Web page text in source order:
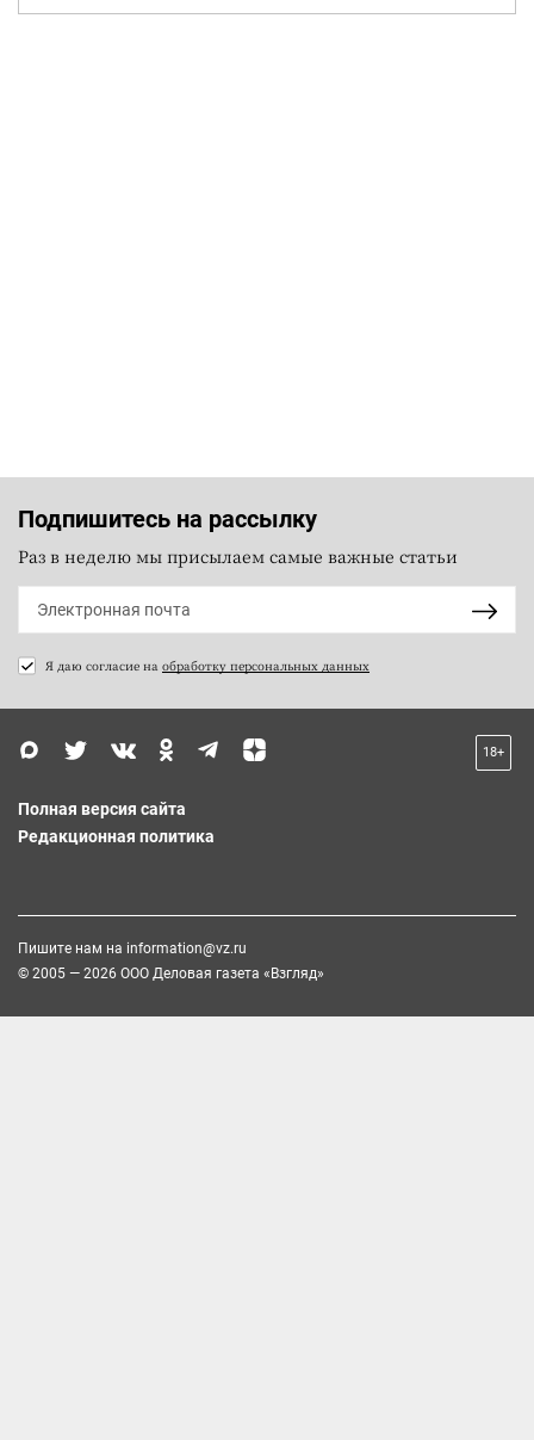
Подпишитесь на рассылку
Раз в неделю мы присылаем самые важные статьи
Я даю согласие на обработку персональных данных
18+
Полная версия сайта
Редакционная политика
Пишите нам на information@vz.ru
© 2005 — 2026 ООО Деловая газета «Взгляд»